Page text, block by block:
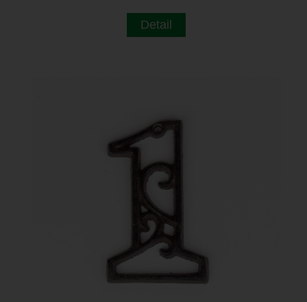
Detail